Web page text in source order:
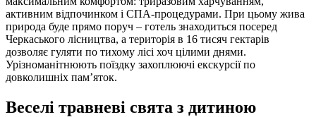
активним відпочинком і СПА-процедурами. При цьому жива
природа буде прямо поруч – готель знаходиться посеред
Черкаського лісництва, а територія в 16 тисяч гектарів
дозволяє гуляти по тихому лісі хоч цілими днями.
Урізноманітнюють поїздку захоплюючі екскурсії по
довколишніх пам’яток.
Веселі травневі свята з дитиною